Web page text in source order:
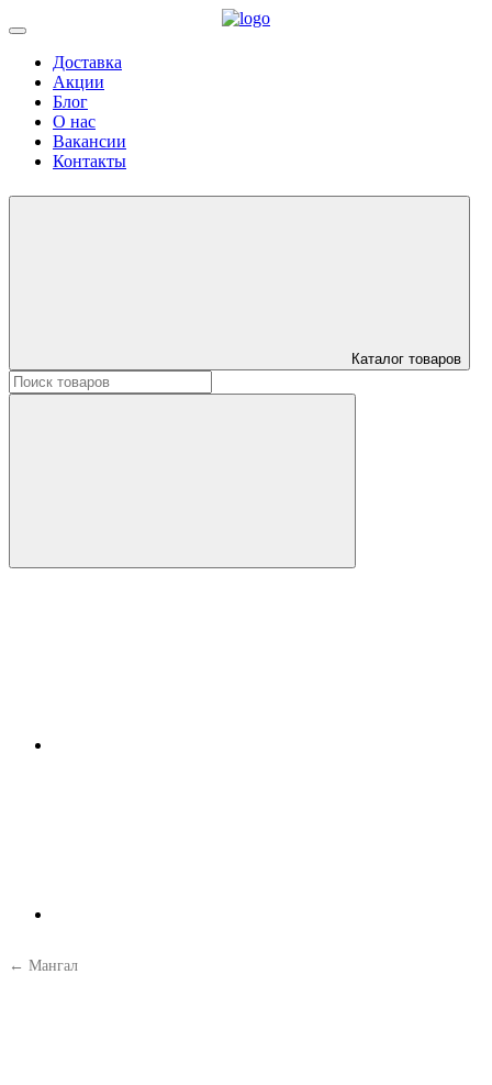
Доставка
Акции
Блог
О нас
Вакансии
Контакты
Каталог товаров
Искать:
← Мангал